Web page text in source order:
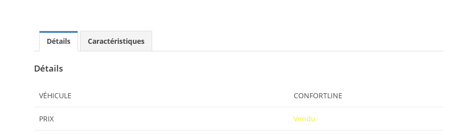
Détails Caractéristiques
Détails
VÉHICULE CONFORTLINE
PRIX Vendu